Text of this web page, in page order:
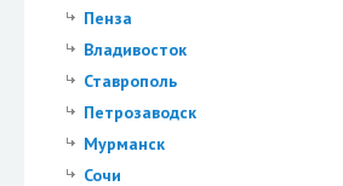
Пенза
Владивосток
Ставрополь
Петрозаводск
Мурманск
Сочи